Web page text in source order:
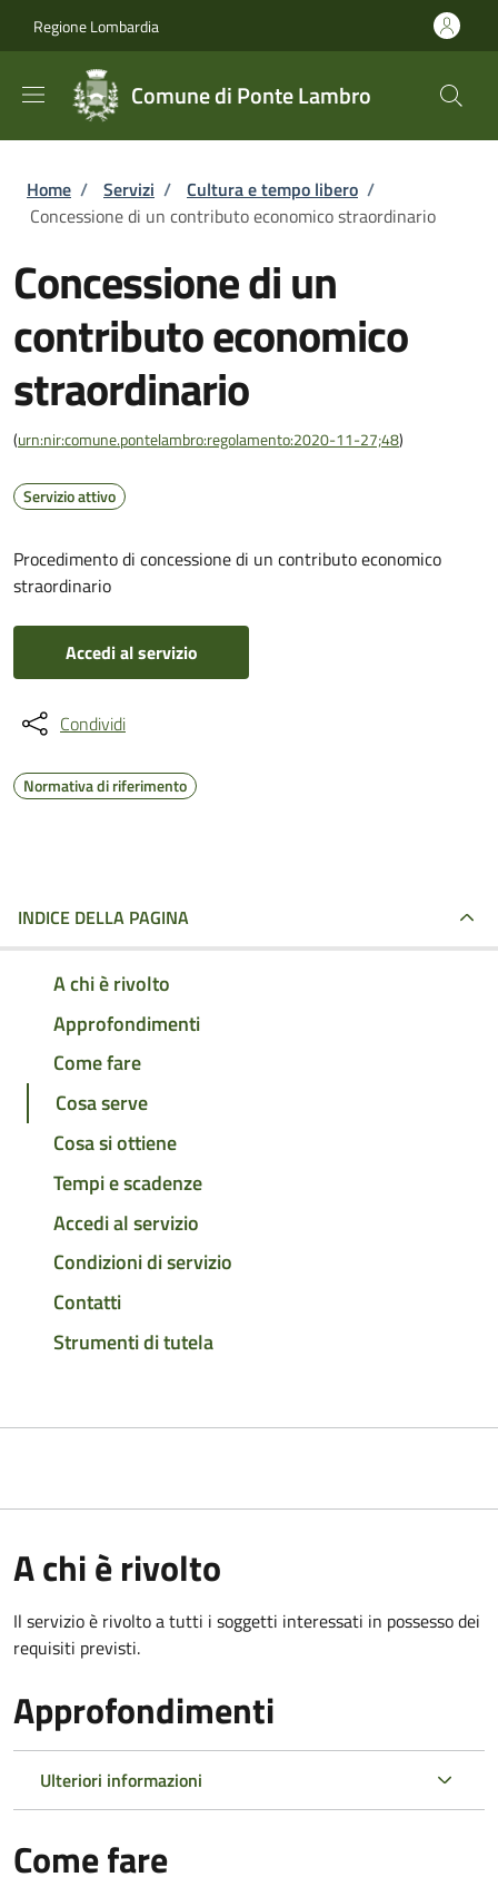
Regione Lombardia
Comune di Ponte Lambro
Briciole di pane
Home / Servizi / Cultura e tempo libero /
Concessione di un contributo economico straordinario
Concessione di un
contributo economico
straordinario
(urn:nir:comune.pontelambro:regolamento:2020-11-27;48)
Servizio attivo
Procedimento di concessione di un contributo economico
straordinario
Accedi al servizio
Condividi
Normativa di riferimento
INDICE DELLA PAGINA
A chi è rivolto
Approfondimenti
Come fare
Cosa serve
Cosa si ottiene
Tempi e scadenze
Accedi al servizio
Condizioni di servizio
Contatti
Strumenti di tutela
A chi è rivolto
Il servizio è rivolto a tutti i soggetti interessati in possesso dei
requisiti previsti.
Approfondimenti
Ulteriori informazioni
Come fare